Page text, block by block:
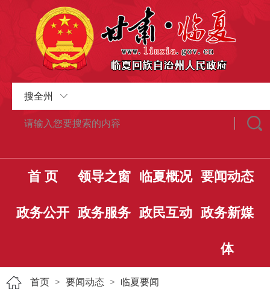
搜全州
首 页 领导之窗 临夏概况 要闻动态
政务公开 政务服务 政民互动 政务新媒
体
首页 > 要闻动态 > 临夏要闻